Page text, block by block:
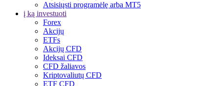
Atsisiųsti programėlę arba MT5
į ką investuoti
Forex
Akcijų
ETFs
Akcijų CFD
Ideksai CFD
CFD žaliavos
Kriptovaliutų CFD
ETF CFD